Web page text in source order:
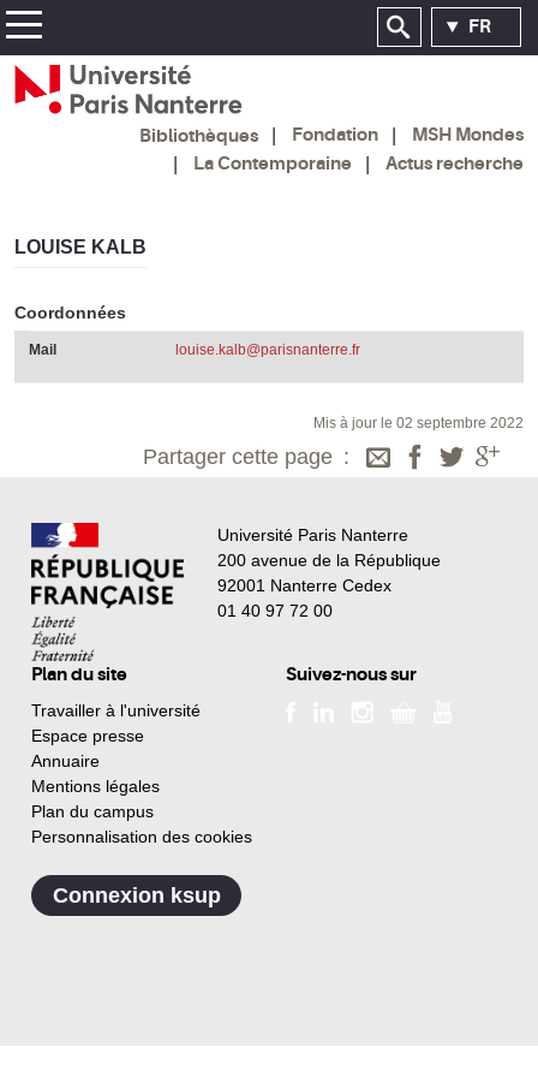
FR
Bibliothèques Fondation
MSH Mondes
La Contemporaine
Actus recherche
LOUISE KALB
Coordonnées
Mail louise.kalb@parisnanterre.fr
Mis à jour le 02 septembre 2022
Partager cette page
Université Paris Nanterre
200 avenue de la République
92001 Nanterre Cedex
01 40 97 72 00
Plan du site
Travailler à l'université
Espace presse
Annuaire
Mentions légales
Plan du campus
Personnalisation des cookies
Suivez-nous sur
Connexion ksup